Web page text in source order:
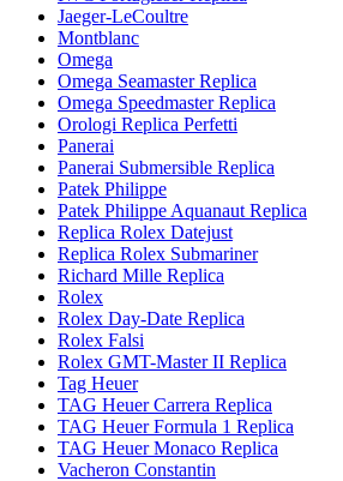
Jaeger-LeCoultre
Montblanc
Omega
Omega Seamaster Replica
Omega Speedmaster Replica
Orologi Replica Perfetti
Panerai
Panerai Submersible Replica
Patek Philippe
Patek Philippe Aquanaut Replica
Replica Rolex Datejust
Replica Rolex Submariner
Richard Mille Replica
Rolex
Rolex Day-Date Replica
Rolex Falsi
Rolex GMT-Master II Replica
Tag Heuer
TAG Heuer Carrera Replica
TAG Heuer Formula 1 Replica
TAG Heuer Monaco Replica
Vacheron Constantin